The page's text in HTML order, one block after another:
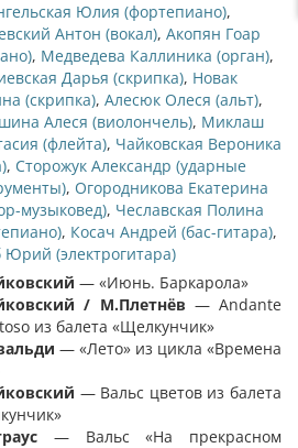
Юлия (фортепиано),
Антон (вокал), Акопян Гоар
, Медведева Каллиника (орган),
Дарья (скрипка), Новак
(скрипка), Алесюк Олеся (альт),
Алеся (виолончель), Миклаш
(флейта), Чайковская Вероника
, Сторожук Александр (ударные
, Огородникова Екатерина
музыковед), Чеславская Полина
, Косач Андрей (бас-гитара),
Юрий (электрогитара)
— «Июнь. Баркарола»
/ М.Плетнёв — Andante
из балета «Щелкунчик»
— «Лето» из цикла «Времена
— Вальс цветов из балета
— Вальс «На прекрасном